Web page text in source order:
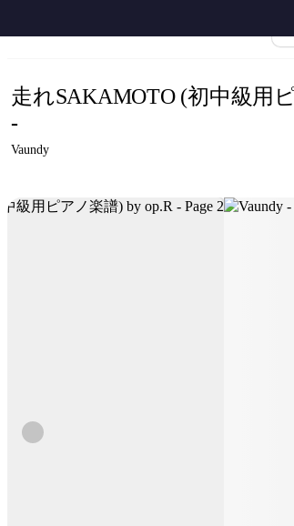
Vaundy - 走れ
走れSAKAMOTO (初中級用
-
Vaundy